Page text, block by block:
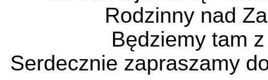
Rodzinny nad
Będziemy tam
Serdecznie zapraszamy